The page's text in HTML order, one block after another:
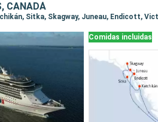
CANADÁ
Sitka, Skagway, Juneau, Endicott,
Comidas incluidas